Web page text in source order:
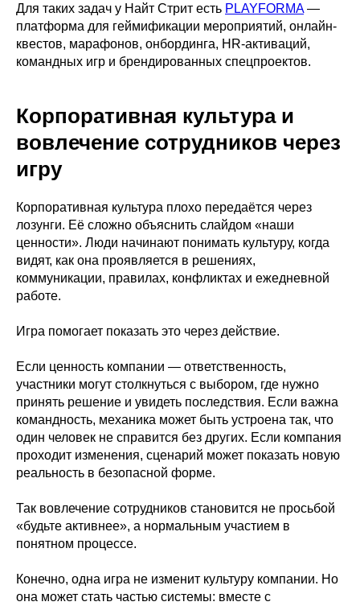
Для таких задач у Найт Стрит есть PLAYFORMA—
платформа для геймификации мероприятий, онлайн-
квестов, марафонов, онбординга, HR-активаций,
командных игр и брендированных спецпроектов.
Корпоративная культура и
вовлечение сотрудников через
игру
Корпоративная культура плохо передаётся через
лозунги. Её сложно объяснить слайдом «наши
ценности». Люди начинают понимать культуру, когда
видят, как она проявляется в решениях,
коммуникации, правилах, конфликтах и ежедневной
работе.
Игра помогает показать это через действие.
Если ценность компании — ответственность,
участники могут столкнуться с выбором, где нужно
принять решение и увидеть последствия. Если важна
командность, механика может быть устроена так, что
один человек не справится без других. Если компания
проходит изменения, сценарий может показать новую
реальность в безопасной форме.
Так вовлечение сотрудников становится не просьбой
«будьте активнее», а нормальным участием в
понятном процессе.
Конечно, одна игра не изменит культуру компании. Но
она может стать частью системы: вместе с